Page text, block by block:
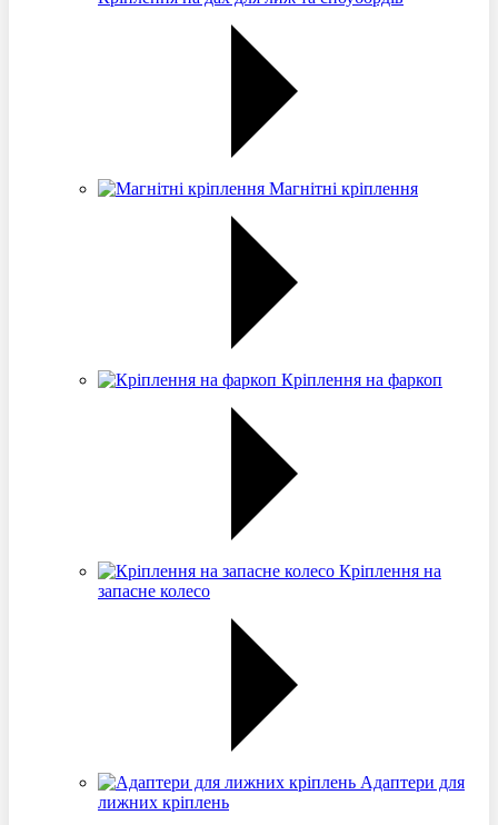
Магнітні кріплення
Кріплення на фаркоп
Кріплення на
запасне колесо
Адаптери для
лижних кріплень